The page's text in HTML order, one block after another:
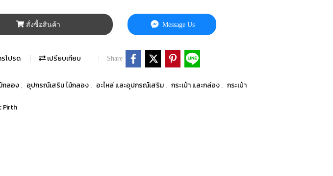
สั่งซื้อสินค้า Message Us
รโปรด เปรียบเทียบ Share
กลอง อุปกรณ์เสริม ไม้กลอง อะไหล่ และอุปกรณ์เสริม กระเป๋า และกล่อง กระเป๋า
Firth